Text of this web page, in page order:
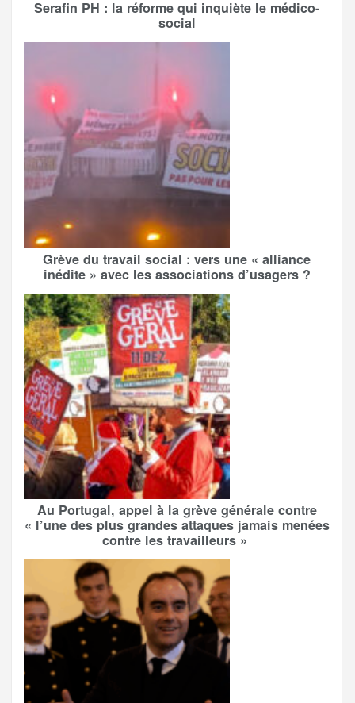
Serafin PH : la réforme qui inquiète le médico-
social
Grève du travail social : vers une « alliance
inédite » avec les associations d’usagers ?
Au Portugal, appel à la grève générale contre
« l’une des plus grandes attaques jamais menées
contre les travailleurs »